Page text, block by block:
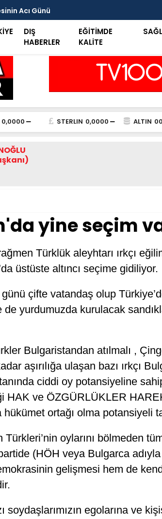
Acı Günü
DIŞ
HABERLER
EĞİTİMDE
KALİTE
0,0000 STERLIN 0,0000 ALTIN
yine seçim
Türklük aleyhtarı ırkçı
üstüste altıncı seçime gidiliyor.
çifte vatandaş olup
de yurdumuzda kurulacak
Bulgaristandan atılmalı ,
aşırılığa ulaşan bazı ırkçı
ciddi oy potansiyeline
HAK ve ÖZGÜRLÜKLER
ortağı olma potansiyeli
oylarını bölmeden tüm
(HÖH veya Bulgarca
gelişmesi hem de
egolarına ve